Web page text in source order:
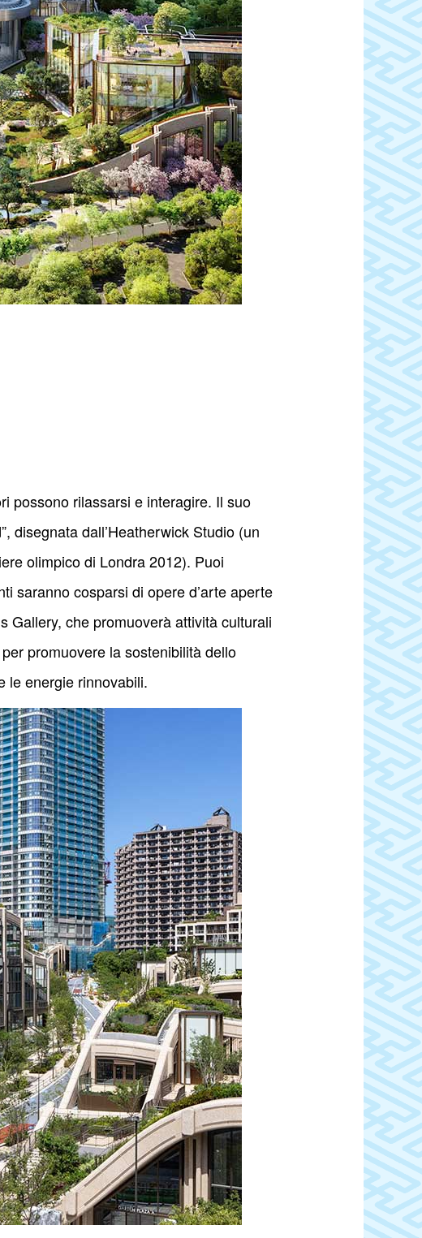
possono rilassarsi e interagire. Il suo
disegnata dall’Heatherwick Studio (un
olimpico di Londra 2012). Puoi
saranno cosparsi di opere d’arte aperte
Gallery, che promuoverà attività culturali
promuovere la sostenibilità dello
le energie rinnovabili.